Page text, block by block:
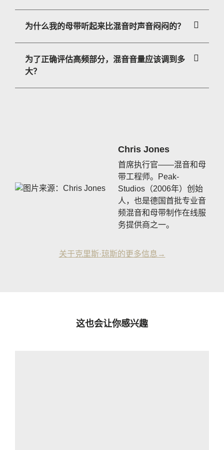
为什么我的母带听起来比混音时声音闷闷的？
为了正确评估高频部分，混音音量应该调到多
大？
Chris Jones
首席执行官——混音和母
带工程师。Peak-
Studios（2006年）创始
人，也是德国首批专业音
频混音和母带制作在线服
务提供商之一。
关于克里斯·琼斯的更多信息→
这也会让你感兴趣